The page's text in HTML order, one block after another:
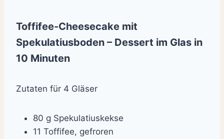
Toffifee-Cheesecake mit
Spekulatiusboden – Dessert im Glas in
10 Minuten
Zutaten für 4 Gläser
80 g Spekulatiuskekse
11 Toffifee, gefroren